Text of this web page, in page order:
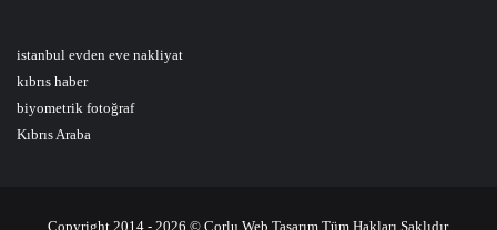
istanbul evden eve nakliyat
kıbrıs haber
biyometrik fotoğraf
Kıbrıs Araba
Copyright 2014 - 2026 © Çorlu Web Tasarım Tüm Hakları Saklıdır.